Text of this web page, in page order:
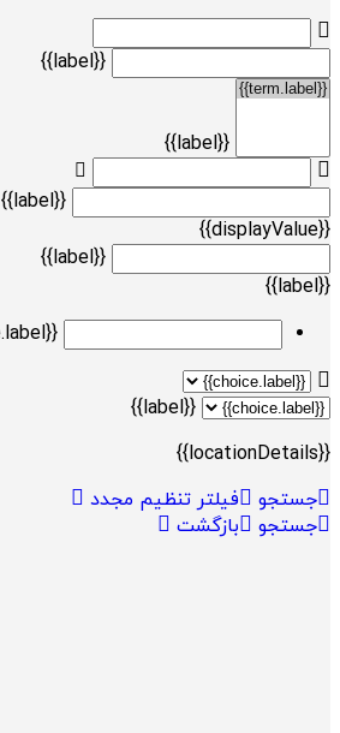
{{label}}
{{label}}
{{label}}
{{displayValue}}
{{label}}
{{label}}
{{choice.label}}
{{label}}
{{locationDetails}}
جستجو
فیلتر تنظیم مجدد
جستجو
بازگشت